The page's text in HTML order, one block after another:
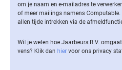
om je naam en e-mailadres te
of meer mailings namens
allen tijde intrekken via de
Wil je weten hoe Jaarbeurs B.V.
vens? Klik dan hier voor ons privacy